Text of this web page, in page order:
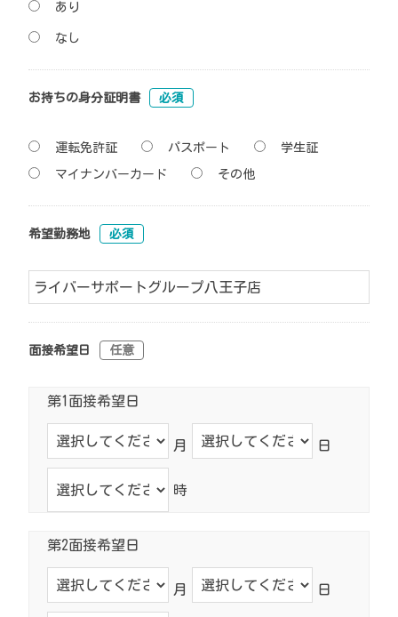
あり
なし
お持ちの身分証明書 必須
運転免許証 パスポート 学生証
マイナンバーカード その他
希望勤務地 必須
面接希望日 任意
第1面接希望日
月 日
時
第2面接希望日
月 日